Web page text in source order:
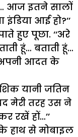
आज इतने सालों
आई हो?’’
हुए पूछा. ‘‘अरे
हूं… बताती हूं…
अपनी आदत के
यानी जतिन
मेरी तरह उस ने
रखें हों…’’
हाथ से मोबाइल